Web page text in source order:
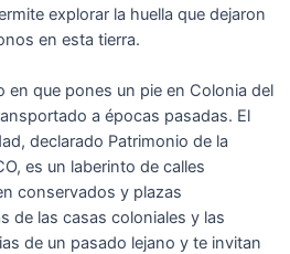
explorar la huella que dejaron
en esta tierra.
en que pones un pie en Colonia del
a épocas pasadas. El
declarado Patrimonio de la
es un laberinto de calles
conservados y plazas
de las casas coloniales y las
de un pasado lejano y te invitan